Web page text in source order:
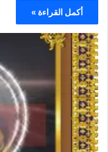
أكمل القراءة »